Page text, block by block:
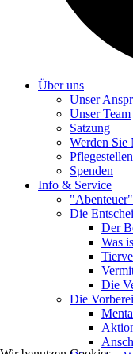
Über uns
Unser
Unser Team
Satzung
Werden Sie
Spenden
Info & Service
Die
Der
Was
Die
Die